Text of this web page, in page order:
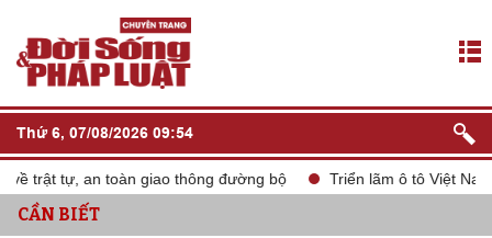
Thứ 6, 07/08/2026 09:54
tự, an toàn giao thông đường bộ Triển lãm ô tô Việt Nam
CẦN BIẾT